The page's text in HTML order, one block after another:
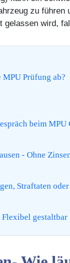
zu
gelassen wird,
Prüfung ab?
beim
- Ohne
Straftaten
gestaltbar